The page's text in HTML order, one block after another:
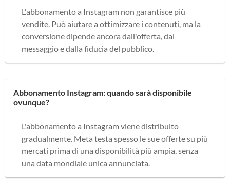
L'abbonamento a Instagram non garantisce più
vendite. Può aiutare a ottimizzare i contenuti, ma la
conversione dipende ancora dall'offerta, dal
messaggio e dalla fiducia del pubblico.
Abbonamento Instagram: quando sarà disponibile
ovunque?
L'abbonamento a Instagram viene distribuito
gradualmente. Meta testa spesso le sue offerte su più
mercati prima di una disponibilità più ampia, senza
una data mondiale unica annunciata.